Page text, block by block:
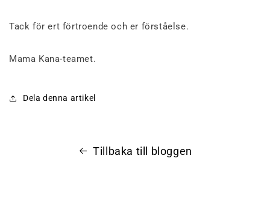
Tack för ert förtroende och er förståelse.
Mama Kana-teamet.
Dela denna artikel
Tillbaka till bloggen